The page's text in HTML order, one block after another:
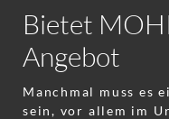
Bietet
Angebot
Manchmal muss es
sein, vor allem im